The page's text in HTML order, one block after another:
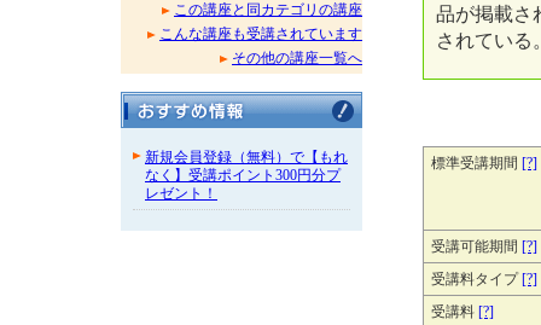
この講座と同カテゴリの講座
こんな講座も受講されています
その他の講座一覧へ
新規会員登録（無料）で【もれ
なく】受講ポイント300円分プ
レゼント！
品が掲載さ
されている
標準受講期間 [?]
受講可能期間 [?]
受講料タイプ[?]
受講料 [?]